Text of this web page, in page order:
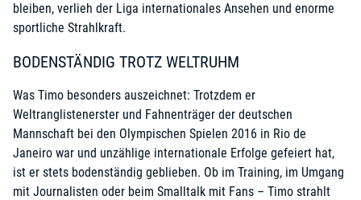
bleiben, verlieh der Liga internationales Ansehen und enorme
sportliche Strahlkraft.
BODENSTÄNDIG TROTZ WELTRUHM
Was Timo besonders auszeichnet: Trotzdem er
Weltranglistenerster und Fahnenträger der deutschen
Mannschaft bei den Olympischen Spielen 2016 in Rio de
Janeiro war und unzählige internationale Erfolge gefeiert hat,
ist er stets bodenständig geblieben. Ob im Training, im Umgang
mit Journalisten oder beim Smalltalk mit Fans – Timo strahlt